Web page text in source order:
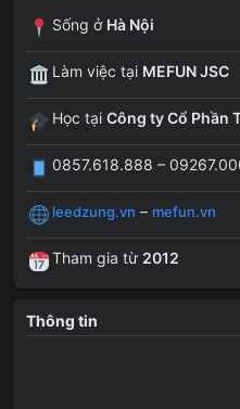
Sống ở Hà Nội
Làm việc tại MEFUN JSC
Học tại Công ty Cổ Phần
0857.618.888 –
leedzung.vn – mefun.vn
Tham gia từ 2012
Thông tin